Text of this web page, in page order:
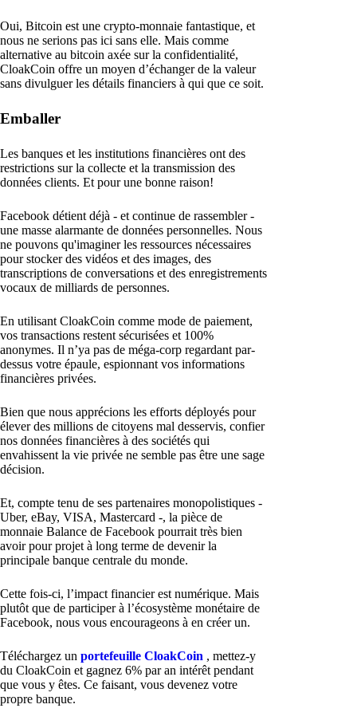
Oui, Bitcoin est une crypto-monnaie fantastique, et
nous ne serions pas ici sans elle. Mais comme
alternative au bitcoin axée sur la confidentialité,
CloakCoin offre un moyen d’échanger de la valeur
sans divulguer les détails financiers à qui que ce soit.
Emballer
Les banques et les institutions financières ont des
restrictions sur la collecte et la transmission des
données clients. Et pour une bonne raison!
Facebook détient déjà - et continue de rassembler -
une masse alarmante de données personnelles. Nous
ne pouvons qu'imaginer les ressources nécessaires
pour stocker des vidéos et des images, des
transcriptions de conversations et des enregistrements
vocaux de milliards de personnes.
En utilisant CloakCoin comme mode de paiement,
vos transactions restent sécurisées et 100%
anonymes. Il n’ya pas de méga-corp regardant par-
dessus votre épaule, espionnant vos informations
financières privées.
Bien que nous apprécions les efforts déployés pour
élever des millions de citoyens mal desservis, confier
nos données financières à des sociétés qui
envahissent la vie privée ne semble pas être une sage
décision.
Et, compte tenu de ses partenaires monopolistiques -
Uber, eBay, VISA, Mastercard -, la pièce de
monnaie Balance de Facebook pourrait très bien
avoir pour projet à long terme de devenir la
principale banque centrale du monde.
Cette fois-ci, l’impact financier est numérique. Mais
plutôt que de participer à l’écosystème monétaire de
Facebook, nous vous encourageons à en créer un.
Téléchargez un portefeuille CloakCoin , mettez-y
du CloakCoin et gagnez 6% par an intérêt pendant
que vous y êtes. Ce faisant, vous devenez votre
propre banque.